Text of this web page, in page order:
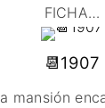
FICHA…
📆1907
mansión